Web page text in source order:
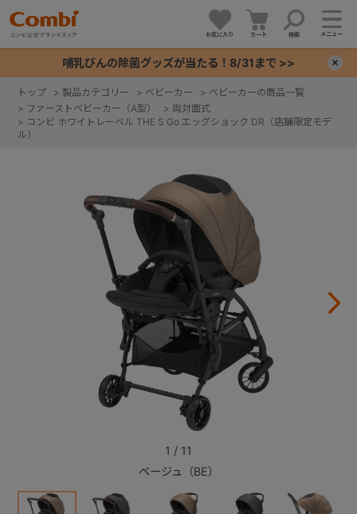
お気に入り カート 検索 メニュー
哺乳びんの除菌グッズが当たる！8/31まで >>
トップ > 製品カテゴリー > ベビーカー > ベビーカーの商品一覧
> ファーストベビーカー（A型） > 両対面式
> コンビ ホワイトレーベル THE S Go エッグショック DR（店舗限定モデ
ル）
ベージュ（BE）
1 / 11